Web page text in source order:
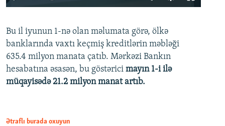
360p
480p
720p
Bu il iyunun 1-nə olan məlumata görə, ölkə
banklarında vaxtı keçmiş kreditlərin məbləği
635.4 milyon manata çatıb. Mərkəzi Bankın
hesabatına əsasən, bu göstərici mayın 1-i ilə
müqayisədə 21.2 milyon manat artıb.
Ətraflı burada oxuyun